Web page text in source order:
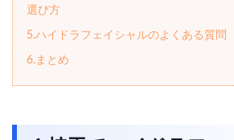
選び方
5.ハイドラフェイシャルのよくある質問
6.まとめ